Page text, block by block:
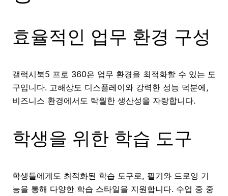
효율적인 업무 환경 구성
갤럭시북5 프로 360은 업무 환경을 최적화할 수 있는 도
구입니다. 고해상도 디스플레이와 강력한 성능 덕분에,
비즈니스 환경에서도 탁월한 생산성을 자랑합니다.
학생을 위한 학습 도구
학생들에게도 최적화된 학습 도구로, 필기와 드로잉 기
능을 통해 다양한 학습 스타일을 지원합니다. 수업 중 중